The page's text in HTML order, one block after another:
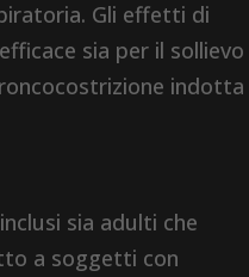
Gli effetti di
sia per il sollievo
indotta
sia adulti che
a soggetti con